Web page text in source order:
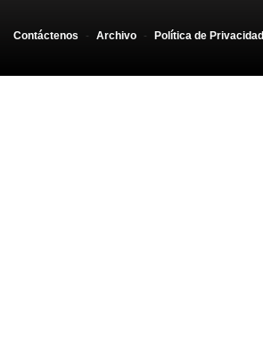
Contáctenos - Archivo - Política de Privacidad